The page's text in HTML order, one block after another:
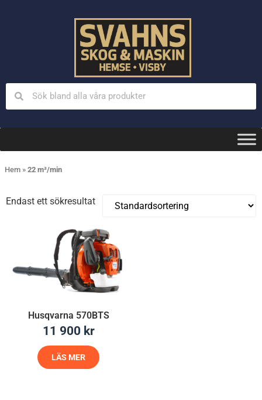
Hem » 22 m³/min
Endast ett sökresultat
Husqvarna 570BTS
11 900 kr
LÄS MER